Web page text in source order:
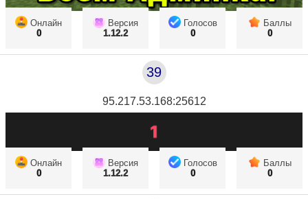
Онлайн
0
Версия
1.12.2
Голосов
0
Баллы
0
39
95.217.53.168:25612
Онлайн
0
Версия
1.12.2
Голосов
0
Баллы
0